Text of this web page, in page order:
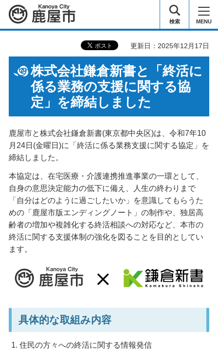
鹿屋市 検索 MENU
更新日：2025年12月17日
株式会社鎌倉新書と「 終活に
係る業務の支援に関する協
定 」を締結しました
鹿屋市と株式会社鎌倉新書(東京都中央区)は、令和7年10
月24日(金曜日)に「終活に係る業務支援に関する協定」を
締結しました。
本協定は、在宅医療・介護連携推進事業の一環として、
自身の意思決定能力の低下に備え、人生の終わりまで
「自分はどのように過ごしたいか」を意識してもらうた
めの「鹿屋市版エンディングノート」の制作や、独居高
齢者の増加や複雑化する終活相談への対応など、本市の
終活に関する支援体制の強化を図ることを目的としてい
ます。
具体的な取組み内容
住民の方々への終活に関する情報発信